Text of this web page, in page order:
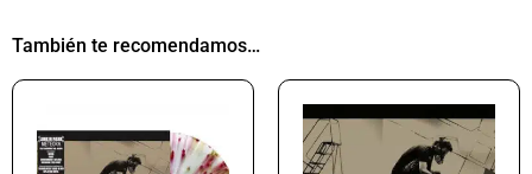
También te recomendamos…